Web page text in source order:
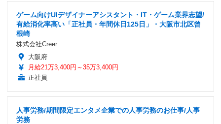
ゲーム向けUIデザイナーアシスタント・IT・ゲーム業界志望/
有給消化率高い「正社員・年間休日125日」・大阪市北区曾
根崎
株式会社Creer
大阪府
月給21万3,400円～35万3,400円
正社員
人事労務/期間限定エンタメ企業での人事労務のお仕事/人事
労務